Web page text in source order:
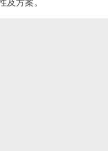
及方案。